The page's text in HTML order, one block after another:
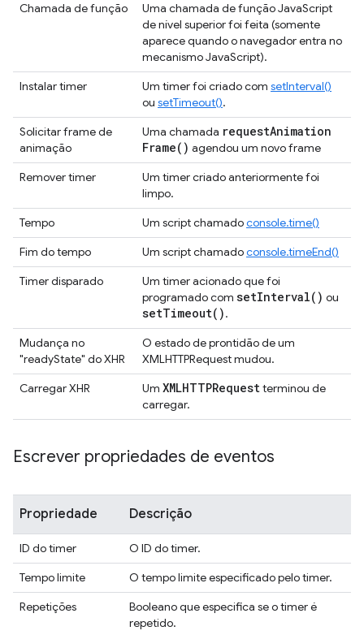
Chamada de função
Uma chamada de função JavaScript
de nível superior foi feita (somente
aparece quando o navegador entra no
mecanismo JavaScript).
Instalar timer
Um timer foi criado com setInterval()
ou setTimeout().
Solicitar frame de
animação
Uma chamada requestAnimation
Frame( ) agendou um novo frame
Remover timer
Um timer criado anteriormente foi
limpo.
Tempo
Um script chamadoconsole.time()
Fim do tempo
Um script chamadoconsole.timeEnd()
Timer disparado
Um timer acionado que foi
programado com setInterval( ) ou
setTimeout( ).
Mudança no
"readyState" do XHR
O estado de prontidão de um
XMLHTTPRequest mudou.
Carregar XHR
Um XMLHTTPRequestterminou de
carregar.
Escrever propriedades de eventos
Propriedade Descrição
ID do timer
O ID do timer.
Tempo limite
O tempo limite especificado pelo timer.
Repetições
Booleano que especifica se o timer é
repetido.